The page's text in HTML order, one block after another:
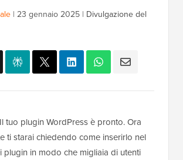
| 23 gennaio 2025 | Divulgazione del
tuo plugin WordPress è pronto. Ora
ti starai chiedendo come inserirlo nel
plugin in modo che migliaia di utenti